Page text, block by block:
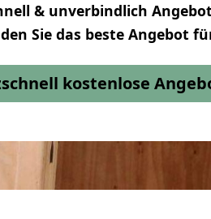
& unverbindlich
Sie das beste Angebot
kostenlose